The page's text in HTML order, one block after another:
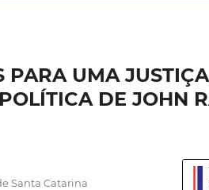
PARA UMA
DE JOHN
Santa Catarina